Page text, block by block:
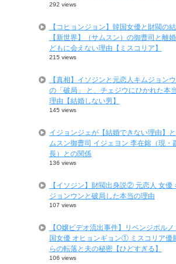
292 views
【コヒョンジョン】韓国女優と財閥の
【新世界】（サムスン）の御曹司と離
どもに会えない理由【ミスコリア】
215 views
【真相】イソジンと元恋人キムジョン
の「破局」 と、チェジウにひかれた本
理由【結婚しない男】
145 views
イジョンジェが【結婚できない理由】
ムスン御曹司 イジェヨン 李在鎔（現・
長）との関係
136 views
【イソジン】財閥出身説② 元恋人 女優
ジョンウンと破局した本当の理由
107 views
【O嬢ビデオ流出事件】リベンジポルノ
国女優 オヒョンギョン① ミスコリア優
らの転落と夫の秘密【ひどすぎる】
106 views